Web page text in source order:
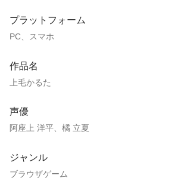
プラットフォーム
PC、スマホ
作品名
上毛かるた
声優
阿座上 洋平、橘 立夏
ジャンル
ブラウザゲーム